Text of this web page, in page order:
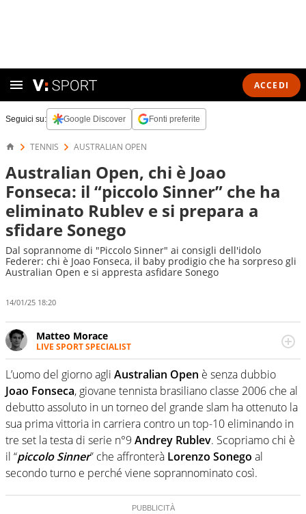
ACCEDI
Seguici su: Google Discover Fonti preferite
TENNIS AUSTRALIAN OPEN
Australian Open, chi è Joao
Fonseca: il “piccolo Sinner” che ha
eliminato Rublev e si prepara a
sfidare Sonego
Dal soprannome di "Piccolo Sinner" ai consigli dell'idolo
Federer: chi è Joao Fonseca, il baby prodigio che ha sorpreso gli
Australian Open e si appresta asfidare Sonego
14/01/25 18:20
Matteo Morace
LIVE SPORT SPECIALIST
La multimedialità quale approccio personale e
professionale. Ama raccontare lo sport focalizzando ogni
attenzione sul tempo reale: la verità della dirette non
sono opinioni ma fatti
L’uomo del giorno agli Australian Open è senza dubbio
Joao Fonseca, giovane tennista brasiliano classe 2006 che al
debutto assoluto in un torneo del grande slam ha ottenuto la
sua prima vittoria in carriera contro un top-10 eliminando in
tre set la testa di serie n°9 Andrey Rublev. Scopriamo chi è
il “piccolo Sinner” che affronterà Lorenzo Sonego al
secondo turno e perché viene soprannominato così.